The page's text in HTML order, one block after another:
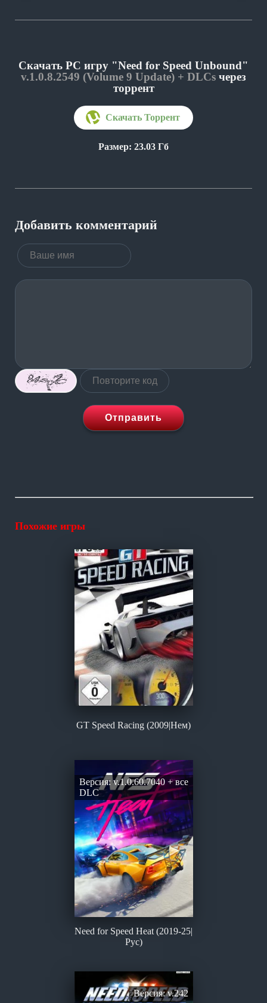
Скачать PC игру "Need for Speed Unbound"
v.1.0.8.2549 (Volume 9 Update) + DLCs через
торрент
Размер: 23.03 Гб
Добавить комментарий
Отправить
Похожие игры
GT Speed Racing (2009|Нем)
Need for Speed Heat (2019-25|
Рус)
Версия: v.1.0.60.7040 + все
DLC
Версия: v.242